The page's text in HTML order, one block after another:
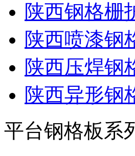
陕西钢格栅
陕西喷漆钢
陕西压焊钢
陕西异形钢
平台钢格板系